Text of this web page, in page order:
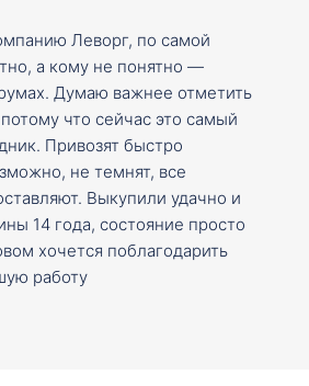
Леворг, по самой
а кому не понятно —
Думаю важнее отметить
что сейчас это самый
Привозят быстро
не темнят, все
Выкупили удачно и
14 года, состояние просто
хочется поблагодарить
работу